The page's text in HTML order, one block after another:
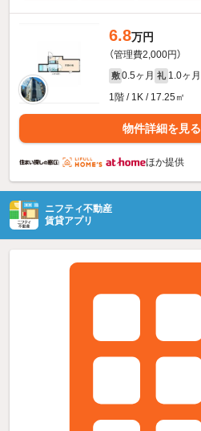
6.8万円
（管理費2,000円）
敷 0.5ヶ月 礼 1.0ヶ月
1階 / 1K / 17.25㎡
物件詳細を見る
ほか提供
ニフティ不動産
賃貸アプリ